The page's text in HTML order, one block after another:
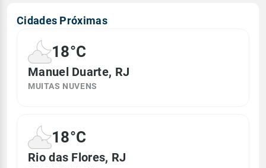
Cidades Próximas
18°C
Manuel Duarte, RJ
MUITAS NUVENS
18°C
Rio das Flores, RJ